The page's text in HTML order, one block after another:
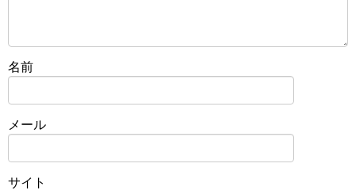
名前
メール
サイト